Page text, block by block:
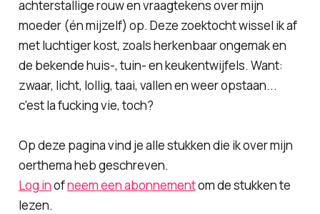
achterstallige rouw en vraagtekens over mijn
moeder (én mijzelf) op. Deze zoektocht wissel ik af
met luchtiger kost, zoals herkenbaar ongemak en
de bekende huis-, tuin- en keukentwijfels. Want:
zwaar, licht, lollig, taai, vallen en weer opstaan...
c'est la fucking vie, toch?
Op deze pagina vind je alle stukken die ik over mijn
oerthema heb geschreven.
Log inofneem een abonnementom de stukken te
lezen.